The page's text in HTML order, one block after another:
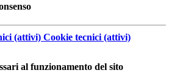
(attivi) Cookie tecnici (attivi)
al funzionamento del sito